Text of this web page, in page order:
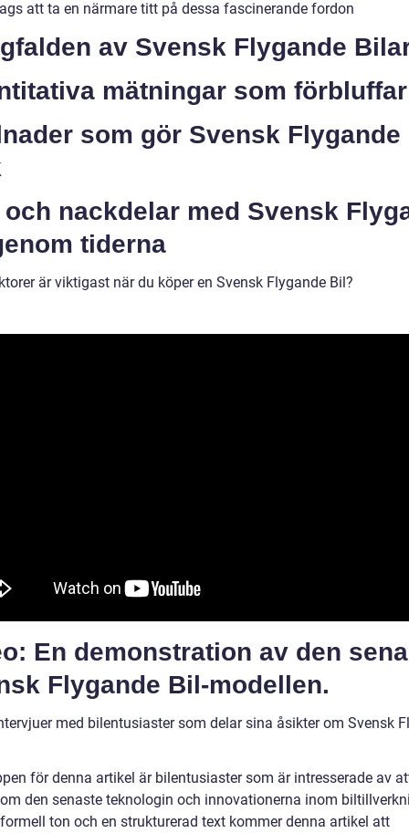
att ta en närmare titt på dessa fascinerande fordon
av Svensk Flygande
mätningar som förbluffar
som gör Svensk Flygande
och nackdelar med Svensk
tiderna
är viktigast när du köper en Svensk Flygande Bil?
En demonstration av den
Flygande Bil-modellen.
med bilentusiaster som delar sina åsikter om Svensk
för denna artikel är bilentusiaster som är intresserade av
den senaste teknologin och innovationerna inom
ton och en strukturerad text kommer denna artikel att